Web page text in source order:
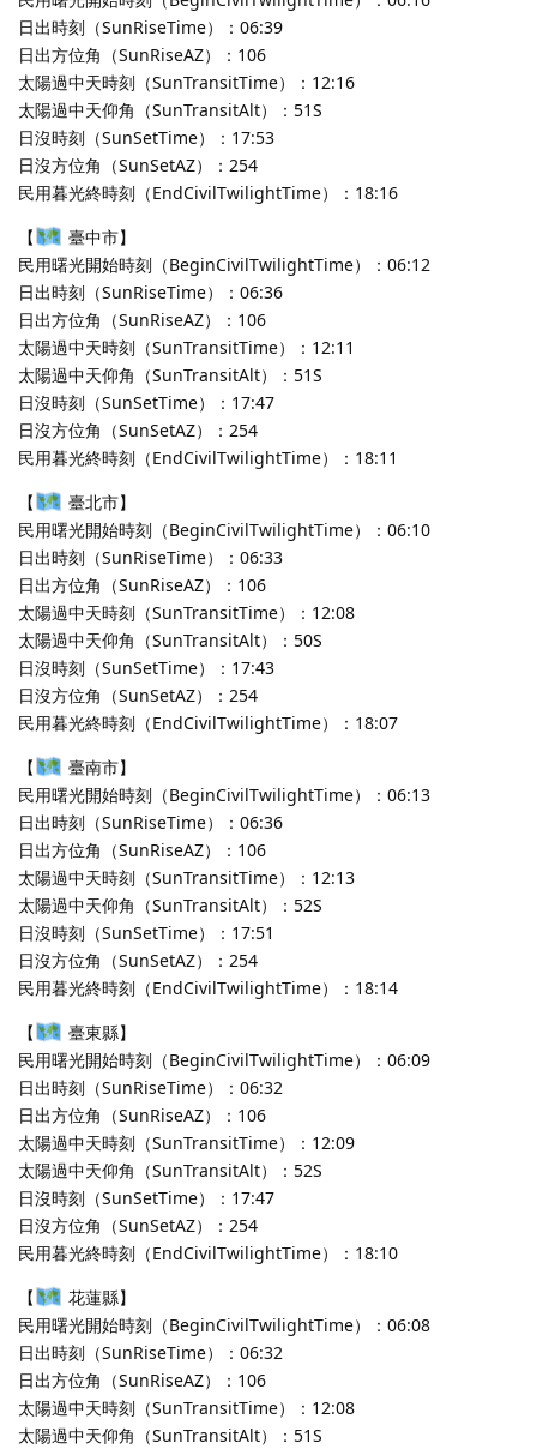
日出時刻（SunRiseTime）：06:39
日出方位角（SunRiseAZ）：106
太陽過中天時刻（SunTransitTime）：12:16
太陽過中天仰角（SunTransitAlt）：51S
日沒時刻（SunSetTime）：17:53
日沒方位角（SunSetAZ）：254
民用暮光終時刻（EndCivilTwilightTime）：18:16
【
臺中市】
民用曙光開始時刻（BeginCivilTwilightTime）：06:12
日出時刻（SunRiseTime）：06:36
日出方位角（SunRiseAZ）：106
太陽過中天時刻（SunTransitTime）：12:11
太陽過中天仰角（SunTransitAlt）：51S
日沒時刻（SunSetTime）：17:47
日沒方位角（SunSetAZ）：254
民用暮光終時刻（EndCivilTwilightTime）：18:11
【
臺北市】
民用曙光開始時刻（BeginCivilTwilightTime）：06:10
日出時刻（SunRiseTime）：06:33
日出方位角（SunRiseAZ）：106
太陽過中天時刻（SunTransitTime）：12:08
太陽過中天仰角（SunTransitAlt）：50S
日沒時刻（SunSetTime）：17:43
日沒方位角（SunSetAZ）：254
民用暮光終時刻（EndCivilTwilightTime）：18:07
【
臺南市】
民用曙光開始時刻（BeginCivilTwilightTime）：06:13
日出時刻（SunRiseTime）：06:36
日出方位角（SunRiseAZ）：106
太陽過中天時刻（SunTransitTime）：12:13
太陽過中天仰角（SunTransitAlt）：52S
日沒時刻（SunSetTime）：17:51
日沒方位角（SunSetAZ）：254
民用暮光終時刻（EndCivilTwilightTime）：18:14
【
臺東縣】
民用曙光開始時刻（BeginCivilTwilightTime）：06:09
日出時刻（SunRiseTime）：06:32
日出方位角（SunRiseAZ）：106
太陽過中天時刻（SunTransitTime）：12:09
太陽過中天仰角（SunTransitAlt）：52S
日沒時刻（SunSetTime）：17:47
日沒方位角（SunSetAZ）：254
民用暮光終時刻（EndCivilTwilightTime）：18:10
【
花蓮縣】
民用曙光開始時刻（BeginCivilTwilightTime）：06:08
日出時刻（SunRiseTime）：06:32
日出方位角（SunRiseAZ）：106
太陽過中天時刻（SunTransitTime）：12:08
太陽過中天仰角（SunTransitAlt）：51S